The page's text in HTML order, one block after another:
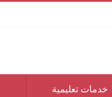
خدمات تعليمية